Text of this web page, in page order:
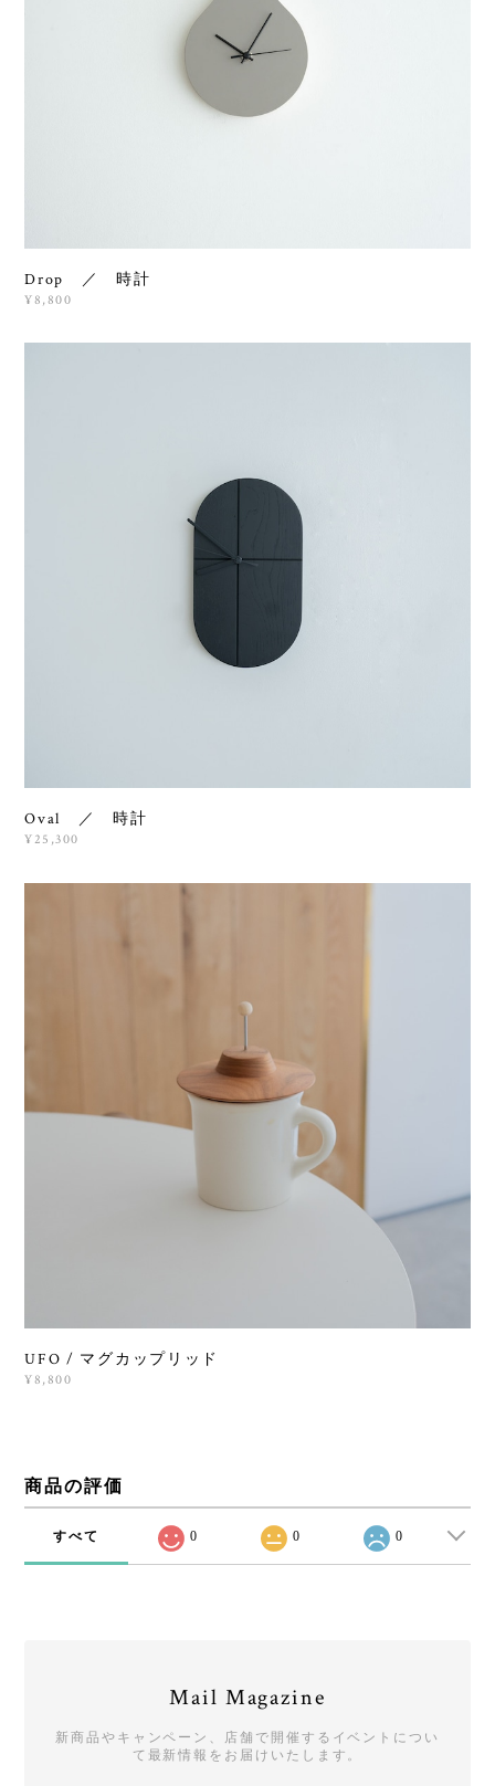
Drop ／ 時計
¥8,800
Oval ／ 時計
¥25,300
UFO / マグカップリッド
¥8,800
商品の評価
すべて 0 0 0
Mail Magazine
新商品やキャンペーン、店舗で開催するイベントについ
て最新情報をお届けいたします。